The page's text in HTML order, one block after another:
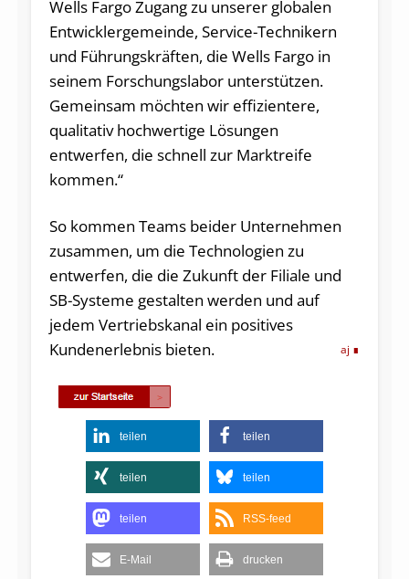
Wells Fargo Zugang zu unserer globalen
Entwicklergemeinde, Service-Technikern
und Führungskräften, die Wells Fargo in
seinem Forschungslabor unterstützen.
Gemeinsam möchten wir effizientere,
qualitativ hochwertige Lösungen
entwerfen, die schnell zur Marktreife
kommen.“
So kommen Teams beider Unternehmen
zusammen, um die Technologien zu
entwerfen, die die Zukunft der Filiale und
SB-Systeme gestalten werden und auf
jedem Vertriebskanal ein positives
Kundenerlebnis bieten.
aj
teilen teilen
teilen teilen
teilen RSS-feed
E-Mail drucken